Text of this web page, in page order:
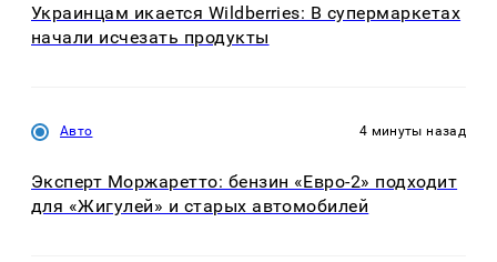
Украинцам икается Wildberries: В супермаркетах
начали исчезать продукты
Авто 4 минуты назад
Эксперт Моржаретто: бензин «Евро-2» подходит
для «Жигулей» и старых автомобилей